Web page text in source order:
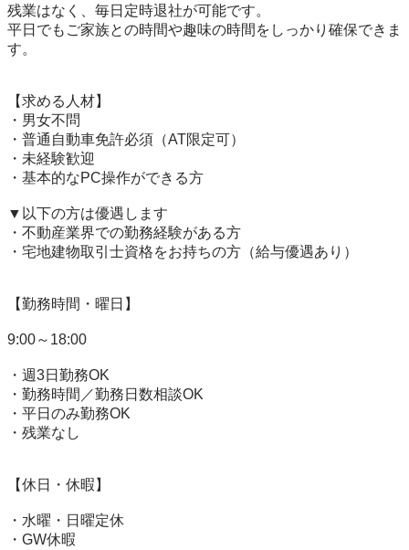
残業はなく、毎日定時退社が可能です。
平日でもご家族との時間や趣味の時間をしっかり確保できま
す。
【求める人材】
・男女不問
・普通自動車免許必須（AT限定可）
・未経験歓迎
・基本的なPC操作ができる方
▼以下の方は優遇します
・不動産業界での勤務経験がある方
・宅地建物取引士資格をお持ちの方（給与優遇あり）
【勤務時間・曜日】
9:00～18:00
・週3日勤務OK
・勤務時間／勤務日数相談OK
・平日のみ勤務OK
・残業なし
【休日・休暇】
・水曜・日曜定休
・GW休暇